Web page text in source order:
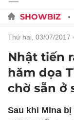
SHOWBIZ
thứ hai, 03/07/2017
Nhật tiến
hăm dọa
chờ sẵn ở
Sau khi Mina